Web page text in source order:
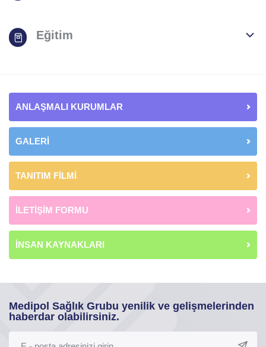
Eğitim
ANLAŞMALI KURUMLAR
GALERİ
TANITIM FİLMİ
İLETİŞİM FORMU
İNSAN KAYNAKLARI
Medipol Sağlık Grubu yenilik ve gelişmelerinden
haberdar olabilirsiniz.